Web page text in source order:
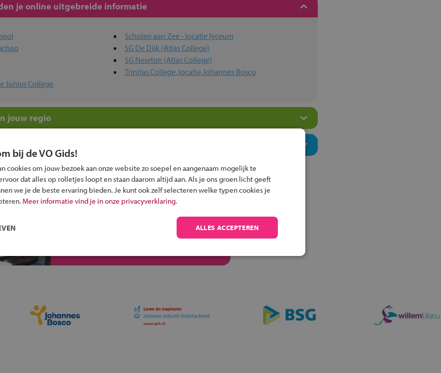
je online uitgebreide informatie
Junior College
Scholen aan Zee - locatie lyceum
SG De Dijk (Atlas College)
SG Newton (Atlas College)
Trinitas College, locatie Johannes Bosco
jouw regio
bij jou?
Alle informatie om je kind aan te melden bij
bij de VO Gids!
cookies om jouw bezoek aan onze website zo soepel en aangenaam mogelijk te
dat alles op rolletjes loopt en staan daarom altijd aan. Als je ons groen licht geeft
we je de beste ervaring bieden. Je kunt ook zelf selecteren welke typen cookies je
Meer informatie vind je in onze privacyverklaring.
ALLES ACCEPTEREN